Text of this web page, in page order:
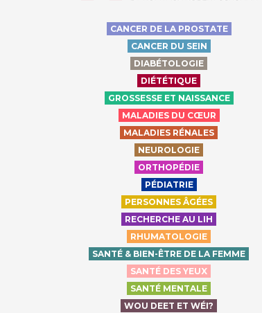
CANCER DE LA PROSTATE
CANCER DU SEIN
DIABÉTOLOGIE
DIÉTÉTIQUE
GROSSESSE ET NAISSANCE
MALADIES DU CŒUR
MALADIES RÉNALES
NEUROLOGIE
ORTHOPÉDIE
PÉDIATRIE
PERSONNES ÂGÉES
RECHERCHE AU LIH
RHUMATOLOGIE
SANTÉ & BIEN-ÊTRE DE LA FEMME
SANTÉ DES YEUX
SANTÉ MENTALE
WOU DEET ET WÉI?